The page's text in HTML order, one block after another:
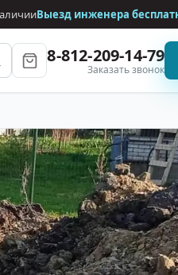
Выезд инженера
8-812-209-14-79
Заказать звонок